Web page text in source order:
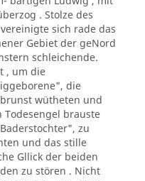
. Stolze des
sich rade das
Gebiet der geNord
schleichende.
, um die
die
wütheten und
Todesengel brauste
zu
und das stille
Gllick der beiden
zu stören . Nicht